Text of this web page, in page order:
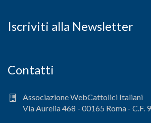
Iscriviti alla Newsletter
Contatti
Associazione WebCattolici Italiani
Via Aurelia 468 - 00165 Roma - C.F.